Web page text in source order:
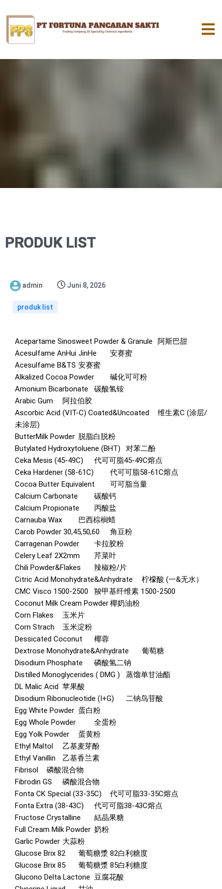
PRODUK LIST
admin Juni 8, 2026
produk list
Acepartame Sinosweet Powder & Granule
阿斯巴甜
Acesulfame AnHui JinHe
安赛蜜
Acesulfame B&TS 安赛蜜
Alkalized Cocoa Powder
碱化可可粉
Amonium Bicarbonate
碳酸氢铵
Arabic Gum
阿拉伯胶
Ascorbic Acid (VIT-C) Coated&Uncoated
维生素C (涂层/
未涂层)
ButterMilk Powder 脱脂白脱粉
Butylated Hydroxytoluene (BHT)
对苯二酚
Ceka Mesis (45-49C)
代可可脂45-49C熔点
Ceka Hardener (58-61C)
代可可脂58-61C熔点
Cocoa Butter Equivalent
可可脂当量
Calcium Carbonate
碳酸钙
Calcium Propionate
丙酸盐
Carnauba Wax
巴西棕榈蜡
Carob Powder 30,45,50,60
角豆粉
Carragenan Powder
卡拉胶粉
Celery Leaf 2X2mm
芹菜叶
Chili Powder&Flakes
辣椒粉/片
Citric Acid Monohydrate&Anhydrate
柠檬酸 (一&无水）
CMC Visco 1500-2500
羧甲基纤维素 1500-2500
Coconut Milk Cream Powder椰奶油粉
Corn Flakes
玉米片
Corn Strach
玉米淀粉
Dessicated Coconut
椰蓉
Dextrose Monohydrate&Anhydrate
葡萄糖
Disodium Phosphate
磷酸氢二钠
Distilled Monoglycerides ( DMG )
蒸馏单甘油酯
DL Malic Acid 苹果酸
Disodium Ribonucleotide (I+G)
二钠鸟苷酸
Egg White Powder 蛋白粉
Egg Whole Powder
全蛋粉
Egg Yolk Powder
蛋黄粉
Ethyl Maltol
乙基麦芽酚
Ethyl Vanillin
乙基香兰素
Fibrisol
磷酸混合物
Fibrodin GS
磷酸混合物
Fonta CK Special (33-35C)
代可可脂33-35C熔点
Fonta Extra (38-43C)
代可可脂38-43C熔点
Fructose Crystalline
結晶果糖
Full Cream Milk Powder 奶粉
Garlic Powder 大蒜粉
Glucose Brix 82
葡萄糖漿 82白利糖度
Glucose Brix 85
葡萄糖漿 85白利糖度
Glucono Delta Lactone 豆腐花酸